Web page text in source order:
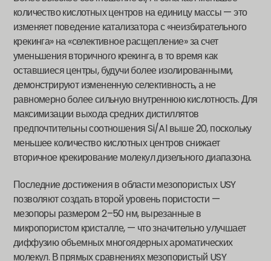
количество кислотных центров на единицу массы — это
изменяет поведение катализатора с «неизбирательного
крекинга» на «селективное расщепление» за счет
уменьшения вторичного крекинга, в то время как
оставшиеся центры, будучи более изолированными,
демонстрируют измененную селективность, а не
равномерно более сильную внутреннюю кислотность. Для
максимизации выхода средних дистиллятов
предпочтительны соотношения Si/Al выше 20, поскольку
меньшее количество кислотных центров снижает
вторичное крекирование молекул дизельного диапазона.
Последние достижения в области мезопористых USY
позволяют создать второй уровень пористости —
мезопоры размером 2–50 нм, вырезанные в
микропористом кристалле, — что значительно улучшает
диффузию объемных многоядерных ароматических
молекул. В прямых сравнениях мезопористый USY